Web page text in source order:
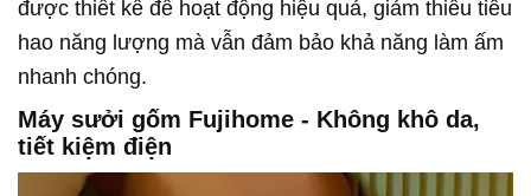
được thiết kế để hoạt động hiệu quả, giảm thiểu tiêu
hao năng lượng mà vẫn đảm bảo khả năng làm ấm
nhanh chóng.
Máy sưởi gốm Fujihome - Không khô da,
tiết kiệm điện